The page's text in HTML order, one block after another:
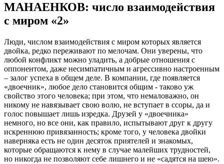
МАНАЕНКОВ: число взаимодействия
с миром «2»
Люди, числом взаимодействия с миром которых является
двойка, редко переживают по мелочам. Они уверены, что
любой конфликт можно уладить, а добрые отношения с
оппонентом, даже несимпатичным и агрессивно настроенным
– залог успеха в общем деле. В компании, где появляется
«двоечник», любое дело становится общим - таково уж
свойство этого человека; при этом, что немаловажно, он
никому не навязывает свою волю, не вступает в ссоры, да и
голос повышает лишь изредка. Друзей у «двоечника»
немного, но все они, как правило, испытывают друг к другу
искреннюю привязанность; кроме того, у человека двойки
наверняка есть не один десяток приятелей и знакомых,
которые обращаются к нему в случае малейших трудностей,
но никогда не позволяют себе лишнего и не «садятся на шею».